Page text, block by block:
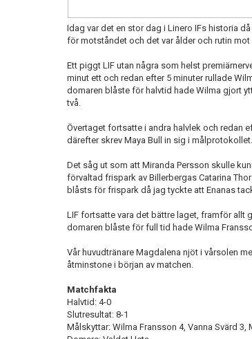
Idag var det en stor dag i Linero IFs historia
för motståndet och det var ålder och rutin
Ett piggt LIF utan några som helst
minut ett och redan efter 5 minuter rullade
domaren blåste för halvtid hade Wilma gjort
två.
Övertaget fortsatte i andra halvlek och redan
därefter skrev Maya Bull in sig i målprotokollet.
Det såg ut som att Miranda Persson skulle
förvaltad frispark av Billerbergas Catarina
blåsts för frispark då jag tyckte att Enanas
LIF fortsatte vara det bättre laget, framför allt
domaren blåste för full tid hade Wilma
Vår huvudtränare Magdalena njöt i vårsolen
åtminstone i början av matchen.
Matchfakta
Halvtid: 4-0
Slutresultat: 8-1
Målskyttar: Wilma Fransson 4, Vanna Svärd 3,